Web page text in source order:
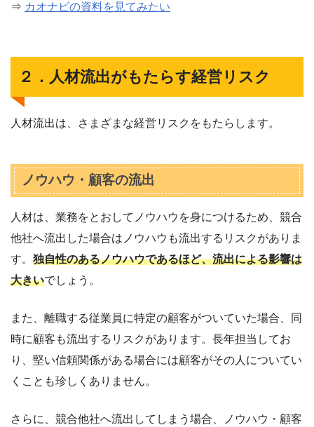
⇒ カオナビの資料を見てみたい
２．人材流出がもたらす経営リスク
人材流出は、さまざまな経営リスクをもたらします。
ノウハウ・顧客の流出
人材は、業務をとおしてノウハウを身につけるため、競合
他社へ流出した場合はノウハウも流出するリスクがありま
す。 独自性のあるノウハウであるほど、流出による影響は
大きいでしょう。
また、離職する従業員に特定の顧客がついていた場合、同
時に顧客も流出するリスクがあります。長年担当してお
り、堅い信頼関係がある場合には顧客がその人についてい
くことも珍しくありません。
さらに、競合他社へ流出してしまう場合、ノウハウ・顧客